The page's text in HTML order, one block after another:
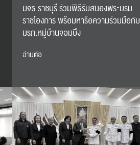
มจธ.ราชบุรี ร่วมพิธีรับสนองพระบรม
ราชโองการ พร้อมหารือความร่วมมือกับ
มรภ.หมู่บ้านจอมบึง
อ่านต่อ